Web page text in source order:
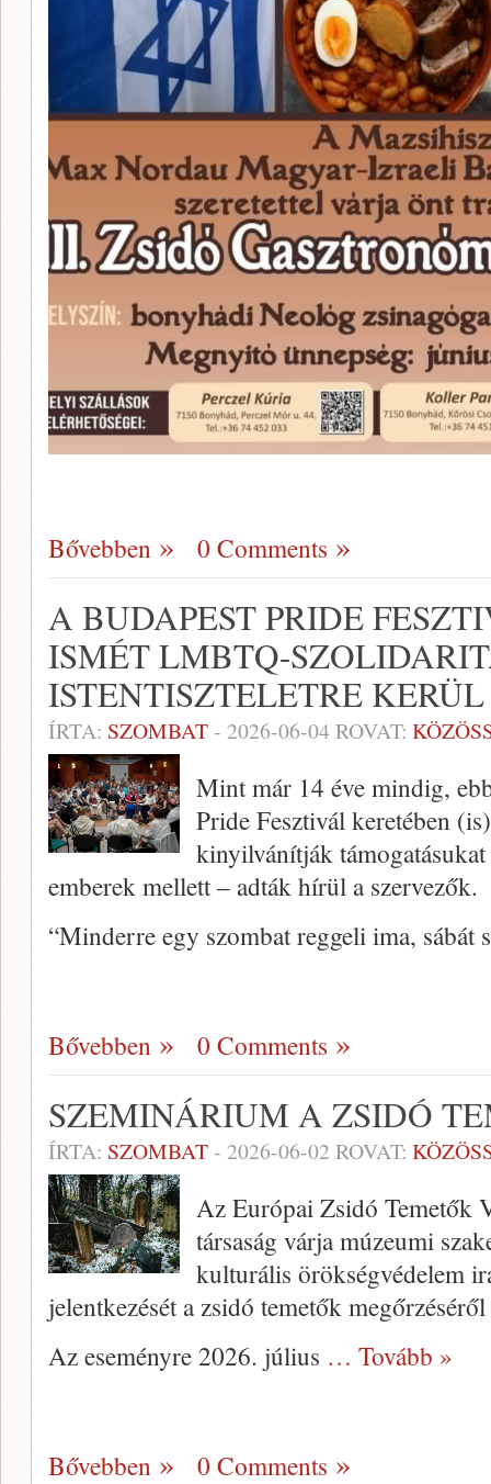
Bővebben 0 Comments
A BUDAPEST PRIDE
ISMÉT LMBTQ-
ISTENTISZTELETRE KERÜL
ÍRTA: SZOMBAT- 2026-06-04ROVAT:
Mint már 14 éve mindig,
Pride Fesztivál keretében
kinyilvánítják
emberek mellett – adták hírül a szervezők.
“Minderre egy szombat reggeli ima, sábát
Bővebben 0 Comments
SZEMINÁRIUM A ZSIDÓ
ÍRTA: SZOMBAT- 2026-06-02 ROVAT:
Az Európai Zsidó Temetők
társaság várja múzeumi
kulturális örökségvédelem
jelentkezését a zsidó temetők
Az eseményre 2026. július … Tovább »
Bővebben 0 Comments